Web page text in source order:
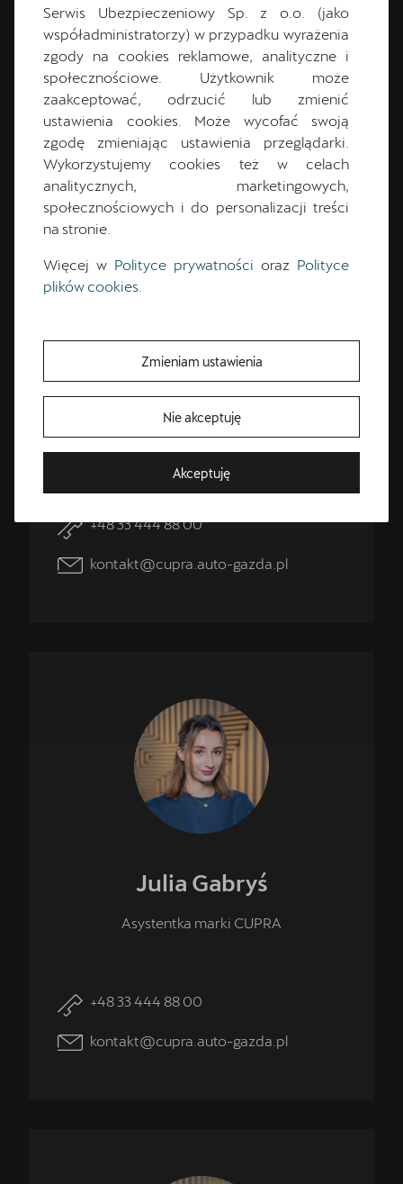
Bezpłatna jazda próbna
Przetestuj model z wybranym silnikiem i skrzynią biegów
+48 33 444 88 00 wewn. 1
kontakt@cupra.auto-gazda.pl
CUPRA Master
NataliaWojtysiak
+48 33 444 88 00
kontakt@cupra.auto-gazda.pl
Julia Gabryś
Asystentka marki CUPRA
+48 33 444 88 00
kontakt@cupra.auto-gazda.pl
Serwis Ubezpieczeniowy Sp. z o.o. (jako
współadministratorzy) w przypadku wyrażenia
zgody na cookies reklamowe, analityczne i
społecznościowe. Użytkownik może
zaakceptować, odrzucić lub zmienić
ustawienia cookies. Może wycofać swoją
zgodę zmieniając ustawienia przeglądarki.
Wykorzystujemy cookies też w celach
analitycznych, marketingowych,
społecznościowych i do personalizacji treści
na stronie.
Więcej w Polityce prywatności oraz Polityce
plików cookies
Zmieniam ustawienia
Nie akceptuję
Akceptuję